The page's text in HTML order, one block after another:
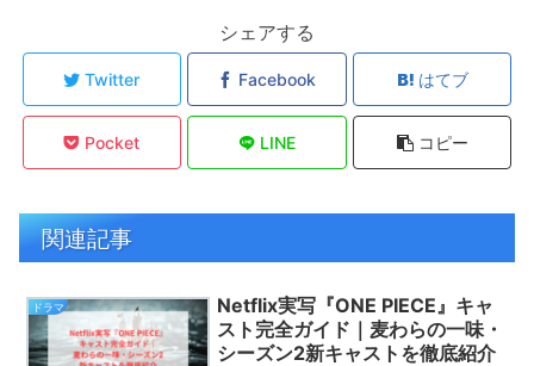
シェアする
Twitter Facebook はてブ
Pocket LINE コピー
関連記事
ドラマ
Netflix実写『ONE PIECE』キャ
スト完全ガイド｜麦わらの一味・
シーズン2新キャストを徹底紹介